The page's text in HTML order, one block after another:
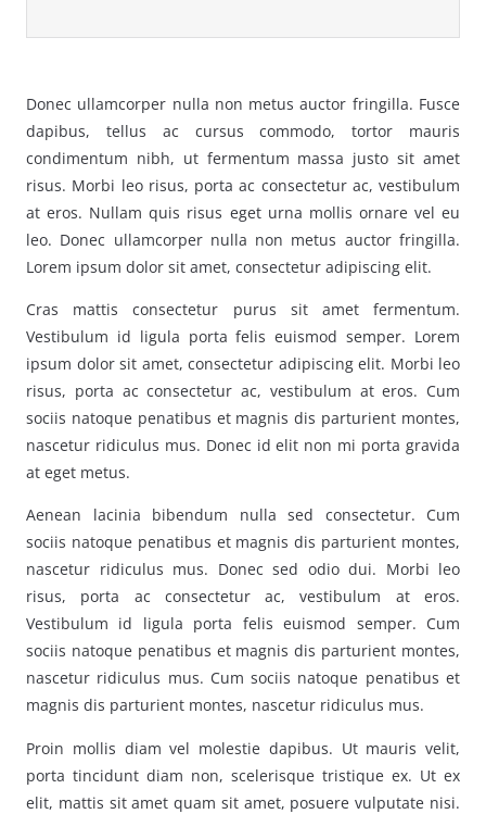
Donec ullamcorper nulla non metus auctor fringilla. Fusce
dapibus, tellus ac cursus commodo, tortor mauris
condimentum nibh, ut fermentum massa justo sit amet
risus. Morbi leo risus, porta ac consectetur ac, vestibulum
at eros. Nullam quis risus eget urna mollis ornare vel eu
leo. Donec ullamcorper nulla non metus auctor fringilla.
Lorem ipsum dolor sit amet, consectetur adipiscing elit.
Cras mattis consectetur purus sit amet fermentum.
Vestibulum id ligula porta felis euismod semper. Lorem
ipsum dolor sit amet, consectetur adipiscing elit. Morbi leo
risus, porta ac consectetur ac, vestibulum at eros. Cum
sociis natoque penatibus et magnis dis parturient montes,
nascetur ridiculus mus. Donec id elit non mi porta gravida
at eget metus.
Aenean lacinia bibendum nulla sed consectetur. Cum
sociis natoque penatibus et magnis dis parturient montes,
nascetur ridiculus mus. Donec sed odio dui. Morbi leo
risus, porta ac consectetur ac, vestibulum at eros.
Vestibulum id ligula porta felis euismod semper. Cum
sociis natoque penatibus et magnis dis parturient montes,
nascetur ridiculus mus. Cum sociis natoque penatibus et
magnis dis parturient montes, nascetur ridiculus mus.
Proin mollis diam vel molestie dapibus. Ut mauris velit,
porta tincidunt diam non, scelerisque tristique ex. Ut ex
elit, mattis sit amet quam sit amet, posuere vulputate nisi.